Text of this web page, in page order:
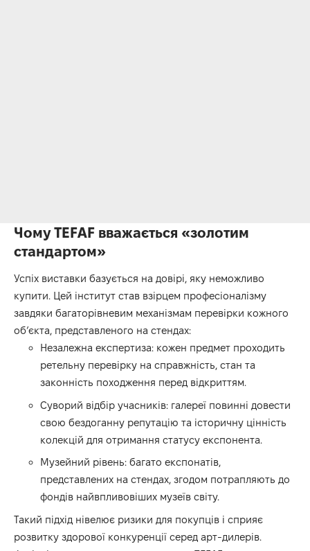
Чому TEFAF вважається «золотим
стандартом»
Успіх виставки базується на довірі, яку неможливо
купити. Цей інститут став взірцем професіоналізму
завдяки багаторівневим механізмам перевірки кожного
об’єкта, представленого на стендах:
Незалежна експертиза: кожен предмет проходить
ретельну перевірку на справжність, стан та
законність походження перед відкриттям.
Суворий відбір учасників: галереї повинні довести
свою бездоганну репутацію та історичну цінність
колекцій для отримання статусу експонента.
Музейний рівень: багато експонатів,
представлених на стендах, згодом потрапляють до
фондів найвпливовіших музеїв світу.
Такий підхід нівелює ризики для покупців і сприяє
розвитку здорової конкуренції серед арт-дилерів.